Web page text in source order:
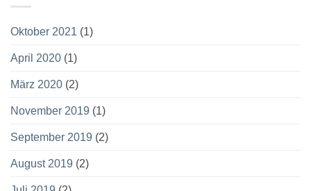
Oktober 2021 (1)
April 2020 (1)
März 2020 (2)
November 2019 (1)
September 2019 (2)
August 2019 (2)